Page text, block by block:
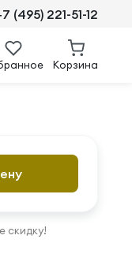
(495) 221-51-12
Корзина
скидку!